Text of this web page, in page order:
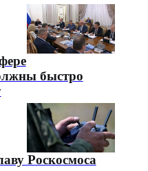
быстро
Роскосмоса